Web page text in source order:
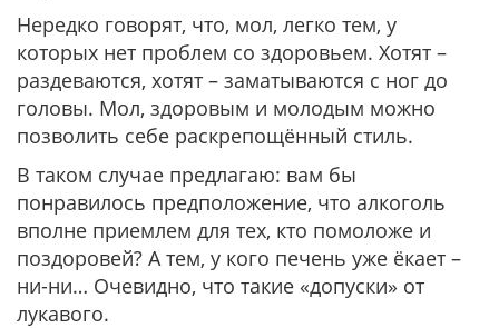
Нередко говорят, что, мол, легко тем, у
которых нет проблем со здоровьем. Хотят –
раздеваются, хотят – заматываются с ног до
головы. Мол, здоровым и молодым можно
позволить себе раскрепощённый стиль.
В таком случае предлагаю: вам бы
понравилось предположение, что алкоголь
вполне приемлем для тех, кто помоложе и
поздоровей? А тем, у кого печень уже ёкает –
ни-ни… Очевидно, что такие «допуски» от
лукавого.